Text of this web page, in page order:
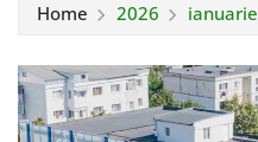
Home 2026 ianuarie